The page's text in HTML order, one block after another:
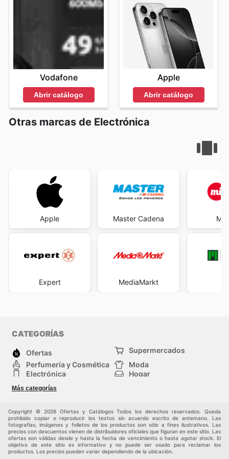
Vodafone
Abrir catálogo
Apple
Abrir catálogo
Otras marcas de Electrónica
Apple
Expert
Master Cadena
MediaMarkt
Mi
CATEGORÍAS
Ofertas
Supermercados
Perfumería y Cosmética
Moda
Electrónica
Hogar
Deporte
Juguetes y bebés
Más categorías
Copyright © 2026 Ofertas y Catálogos Todos los derechos reservados. Queda
prohibido copiar o reproducir los textos sin acuerdo escrito de antemano. Las
fotografías, imágenes y folletos de los productos son sólo a fines ilustrativos. Las
precios con descuentos vienen de distribuidores oficiales que figuran en este sitio. Las
ofertas son válidas desde y hasta la fecha de vencimiento o hasta agotar stock. El
objetivo de este sitio es informativo y no puede ser usado para reclamar los
productos. Los precios pueden variar dependiendo de la ubicación.